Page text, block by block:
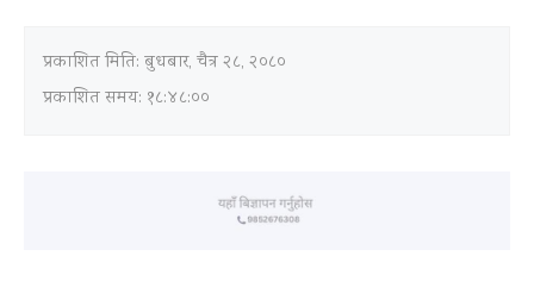
प्रकाशित मिति: बुधबार, चैत्र २८, २०८०
प्रकाशित समय: १८:४८:००